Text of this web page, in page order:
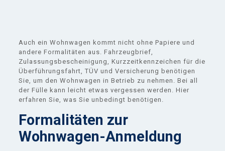
Auch ein Wohnwagen kommt nicht ohne Papiere und
andere Formalitäten aus. Fahrzeugbrief,
Zulassungsbescheinigung, Kurzzeitkennzeichen für die
Überführungsfahrt, TÜV und Versicherung benötigen
Sie, um den Wohnwagen in Betrieb zu nehmen. Bei all
der Fülle kann leicht etwas vergessen werden. Hier
erfahren Sie, was Sie unbedingt benötigen.
Formalitäten zur
Wohnwagen-Anmeldung